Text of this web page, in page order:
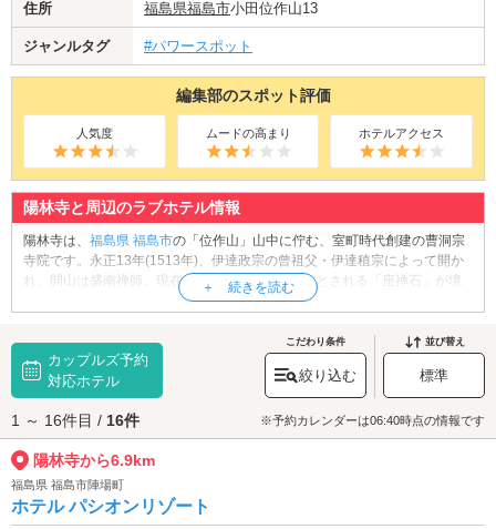
住所 福島県福島市小田位作山13
ジャンルタグ #パワースポット
編集部のスポット評価
人気度 ムードの高まり ホテルアクセス
陽林寺と周辺のラブホテル情報
陽林寺は、 福島県 福島市の「位作山」山中に佇む、室町時代創建の曹洞宗
寺院です。永正13年(1513年)、伊達政宗の曾祖父・伊達稙宗によって開か
れ、開山は盛南禅師。現在も禅師が座禅を組んだとされる「座禅石」が境
内に残されています。陽林寺は紫陽花の名所としても知られ、約5,000株の
催される「陽林寺 紫陽花まつり」では、キッチンカーやハンドメイドブー
スが並び、限定御朱印も授与。色とりどりの紫陽花に囲まれながら、恋人
と静かなひとときを過ごすのにぴったりなスポットです。
陽林寺へは、松川・二本松エリアのラブホテルからもアクセスが便利で
す。
カップルズ予約
対応ホテル
こだわり条件
絞り込む
並び替え
標準
1 ～ 16件目 / 16件 ※予約カレンダーは06:40時点の情報です
陽林寺から6.9km
福島県 福島市陣場町
ホテル パシオンリゾート